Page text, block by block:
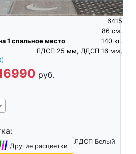
6415
см.
86
1 спальное место
кг.
140
ЛДСП 25 мм, ЛДСП 16 мм,
руб.
ЛДСП Белый
|| Другие расцветки